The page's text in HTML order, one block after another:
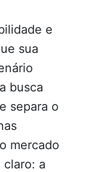
e
sua
busca
separa o
mercado
claro: a